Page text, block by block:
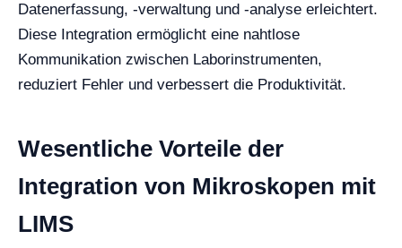
Datenerfassung, -verwaltung und -analyse erleichtert.
Diese Integration ermöglicht eine nahtlose
Kommunikation zwischen Laborinstrumenten,
reduziert Fehler und verbessert die Produktivität.
Wesentliche Vorteile der
Integration von Mikroskopen mit
LIMS